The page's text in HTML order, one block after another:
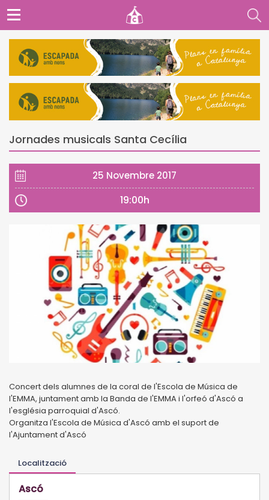
Jornades musicals Santa Cecília
25 Novembre 2017
19:00h
Concert dels alumnes de la coral de l'Escola de Música de
l'EMMA, juntament amb la Banda de l'EMMA i l'orfeó d'Ascó a
l'església parroquial d'Ascó.
Organitza l'Escola de Música d'Ascó amb el suport de
l'Ajuntament d'Ascó
Localització
Ascó